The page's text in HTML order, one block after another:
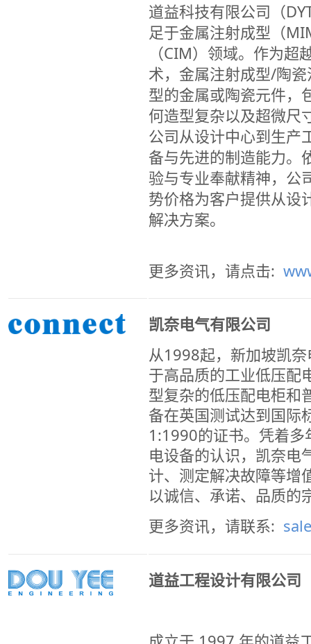
道益科技有限公司（
足于金属注射成型（
（CIM）领域。作为
术，金属注射成型/陶
型的金属或陶瓷元件，
何造型复杂以及超微尺
公司从设计中心到生产
备与先进的制造能力。
验与专业奉献精神，公
势价格为客户提供从设
解决方案。
更多资讯，请点击:
凯奈电气有限公司
从1998起，新加坡凯
于高品质的工业低压配
型复杂的低压配电柜和
备在英国测试达到国际
1:1990的证书。凭着
电设备的认识，凯奈电
计、测定解决故障等增
以诚信、承诺、品质的
更多资讯，请联系:
道益工程设计有限公司